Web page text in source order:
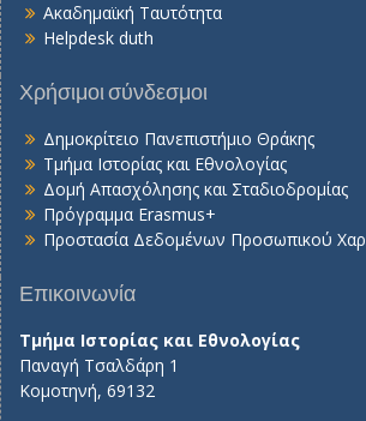
Ακαδημαϊκή Ταυτότητα
Helpdesk duth
Χρήσιμοι σύνδεσμοι
Δημοκρίτειο Πανεπιστήμιο Θράκης
Τμήμα Ιστορίας και Εθνολογίας
Δομή Απασχόλησης και Σταδιοδρομίας
Πρόγραμμα Erasmus+
Προστασία Δεδομένων Προσωπικού
Επικοινωνία
Τμήμα Ιστορίας και Εθνολογίας
Παναγή Τσαλδάρη 1
Κομοτηνή, 69132